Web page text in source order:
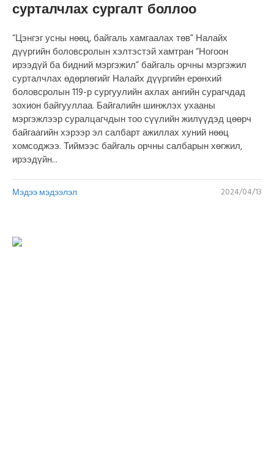
сурталчлах сургалт боллоо
“Цэнгэг усны нөөц, байгаль хамгаалах төв” Налайх
дүүргийн боловсролын хэлтэстэй хамтран “Ногоон
ирээдүй ба бидний мэргэжил” байгаль орчны мэргэжил
сурталчлах өдөрлөгийг Налайх дүүргийн ерөнхий
боловсролын 119-р сургуулийн ахлах ангийн сурагчдад
зохион байгууллаа. Байгалийн шинжлэх ухааны
мэргэжлээр суралцагчдын тоо сүүлийн жилүүдэд цөөрч
байгаагийн хэрээр эл салбарт ажиллах хуний нөөц
хомсоджээ. Тиймээс байгаль орчны салбарын хөгжил,
ирээдүйн...
2024/04/13
Мэдээ мэдээлэл